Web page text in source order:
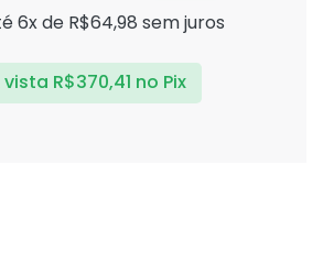
6x de R$64,98 sem juros
vista R$370,41 no Pix